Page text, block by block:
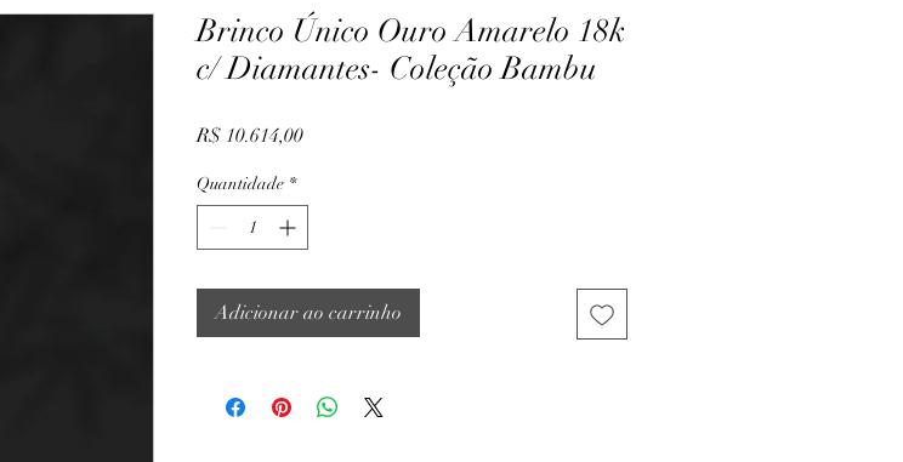
Brinco Único Ouro Amarelo 18k
c/ Diamantes- Coleção Bambu
R$ 10.614,00Preço
Quantidade *
Adicionar ao carrinho